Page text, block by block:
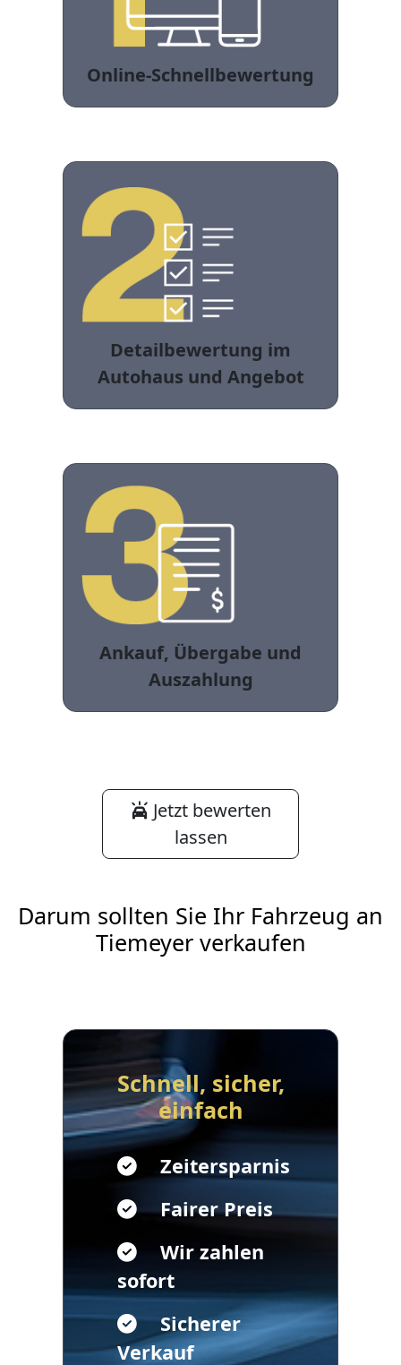
Online-Schnellbewertung
Detailbewertung im
Autohaus und Angebot
Ankauf, Übergabe und
Auszahlung
Jetzt bewerten
lassen
Darum sollten Sie Ihr Fahrzeug an
Tiemeyer verkaufen
Schnell, sicher,
einfach
Zeitersparnis
Fairer Preis
Wir zahlen
sofort
Sicherer
Verkauf